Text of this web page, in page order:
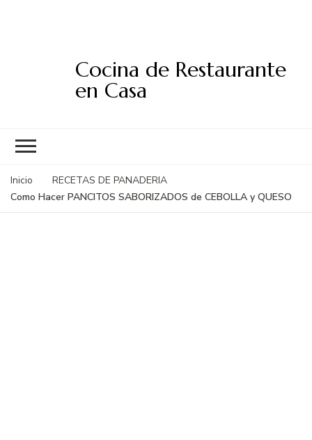
Cocina de Restaurante
en Casa
Inicio
RECETAS DE PANADERIA
Como Hacer PANCITOS SABORIZADOS de CEBOLLA y QUESO